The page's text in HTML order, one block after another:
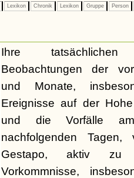
Lexikon Chronik Lexikon Gruppe Person
Ihre
Beobachtungen der
und Monate,
Ereignisse auf der
und die Vorfälle
nachfolgenden
Gestapo, aktiv zu
Vorkommnisse,